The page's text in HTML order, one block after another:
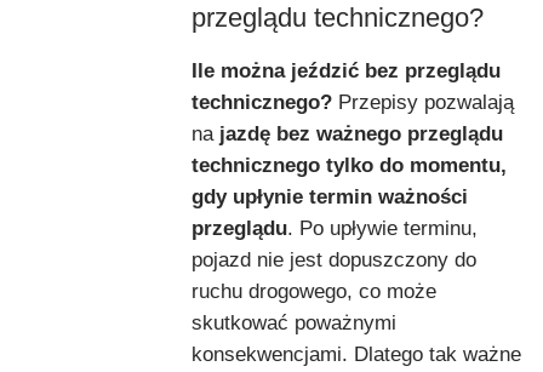
przeglądu technicznego?
Ile można jeździć bez przeglądu
technicznego? Przepisy pozwalają
na jazdę bez ważnego przeglądu
technicznego tylko do momentu,
gdy upłynie termin ważności
przeglądu. Po upływie terminu,
pojazd nie jest dopuszczony do
ruchu drogowego, co może
skutkować poważnymi
konsekwencjami. Dlatego tak ważne